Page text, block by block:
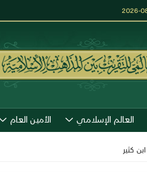
العالم الإسلامي الأمين العام
كثير